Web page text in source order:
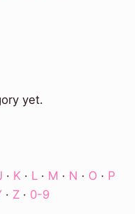
yet.
· K · L · M · N · O · P
· Z · 0-9